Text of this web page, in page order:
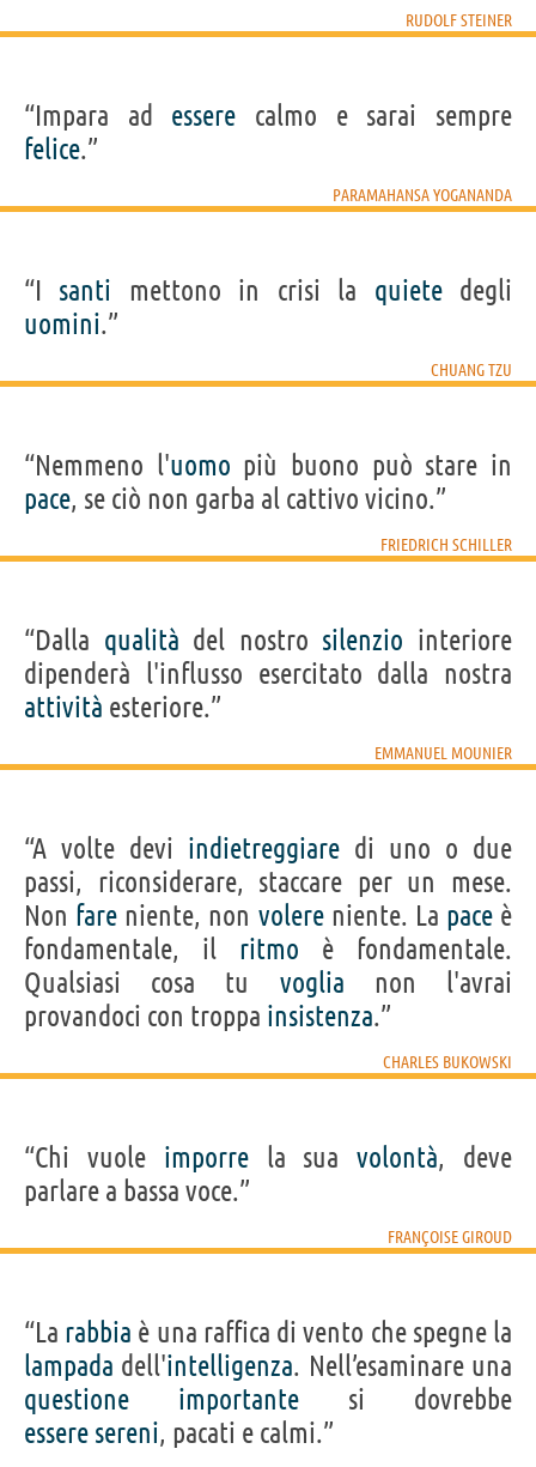
RUDOLF STEINER
“Impara ad essere calmo e sarai sempre
felice.”
PARAMAHANSA YOGANANDA
“I santi mettono in crisi la quietedegli
uomini.”
CHUANG TZU
“Nemmeno l'uomo più buono può stare in
pace, se ciò non garba al cattivo vicino.”
FRIEDRICH SCHILLER
“Dalla qualità del nostro silenzio interiore
dipenderà l'influsso esercitato dalla nostra
attività esteriore.”
EMMANUEL MOUNIER
“A volte devi indietreggiare di uno o due
passi, riconsiderare, staccare per un mese.
Non fare niente, non volereniente. La paceè
fondamentale, il ritmo è fondamentale.
Qualsiasi cosa tu voglia non l'avrai
provandoci con troppa insistenza.”
CHARLES BUKOWSKI
“Chi vuole imporrela suavolontà, deve
parlare a bassa voce.”
FRANÇOISE GIROUD
“La rabbia è una raffica di vento che spegne la
lampada dell'intelligenza. Nell’esaminare una
questione
importante si dovrebbe
essere sereni, pacati e calmi.”